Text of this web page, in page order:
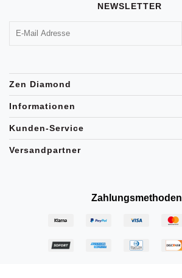
NEWSLETTER
Zen Diamond
Informationen
Kunden-Service
Versandpartner
Zahlungsmethoden